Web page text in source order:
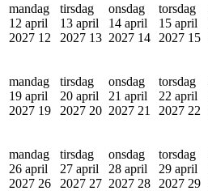
mandag
12 april
2027 12
tirsdag
13 april
2027 13
onsdag
14 april
2027 14
torsdag
15 april
2027 15
mandag
19 april
2027 19
tirsdag
20 april
2027 20
onsdag
21 april
2027 21
torsdag
22 april
2027 22
mandag
26 april
2027 26
tirsdag
27 april
2027 27
onsdag
28 april
2027 28
torsdag
29 april
2027 29